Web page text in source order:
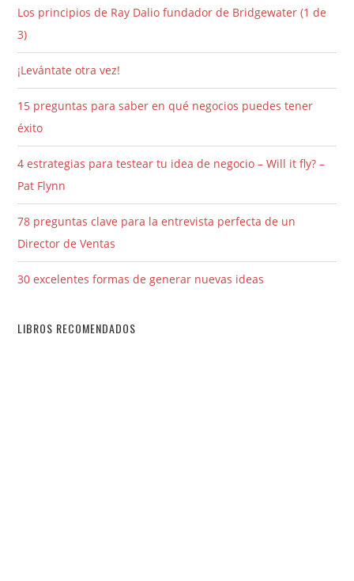
Los principios de Ray Dalio fundador de Bridgewater (1 de
3)
¡Levántate otra vez!
15 preguntas para saber en qué negocios puedes tener
éxito
4 estrategias para testear tu idea de negocio – Will it fly? –
Pat Flynn
78 preguntas clave para la entrevista perfecta de un
Director de Ventas
30 excelentes formas de generar nuevas ideas
LIBROS RECOMENDADOS